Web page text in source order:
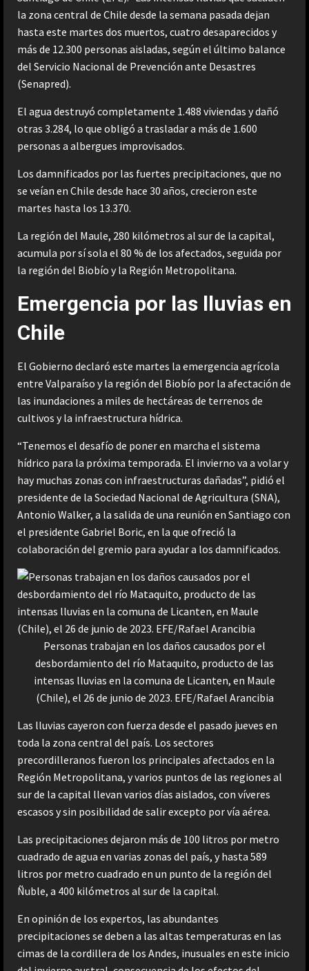
la zona central de Chile desde la semana pasada dejan
hasta este martes dos muertos, cuatro desaparecidos y
más de 12.300 personas aisladas, según el último balance
del Servicio Nacional de Prevención ante Desastres
(Senapred).
El agua destruyó completamente 1.488 viviendas y dañó
otras 3.284, lo que obligó a trasladar a más de 1.600
personas a albergues improvisados.
Los damnificados por las fuertes precipitaciones, que no
se veían en Chile desde hace 30 años, crecieron este
martes hasta los 13.370.
La región del Maule, 280 kilómetros al sur de la capital,
acumula por sí sola el 80 % de los afectados, seguida por
la región del Biobío y la Región Metropolitana.
Emergencia por las lluvias en
Chile
El Gobierno declaró este martes la emergencia agrícola
entre Valparaíso y la región del Biobío por la afectación de
las inundaciones a miles de hectáreas de terrenos de
cultivos y la infraestructura hídrica.
“Tenemos el desafío de poner en marcha el sistema
hídrico para la próxima temporada. El invierno va a volar y
hay muchas zonas con infraestructuras dañadas”, pidió el
presidente de la Sociedad Nacional de Agricultura (SNA),
Antonio Walker, a la salida de una reunión en Santiago con
el presidente Gabriel Boric, en la que ofreció la
colaboración del gremio para ayudar a los damnificados.
Personas trabajan en los daños causados por el
desbordamiento del río Mataquito, producto de las
intensas lluvias en la comuna de Licanten, en Maule
(Chile), el 26 de junio de 2023. EFE/Rafael Arancibia
Las lluvias cayeron con fuerza desde el pasado jueves en
toda la zona central del país. Los sectores
precordilleranos fueron los principales afectados en la
Región Metropolitana, y varios puntos de las regiones al
sur de la capital llevan varios días aislados, con víveres
escasos y sin posibilidad de salir excepto por vía aérea.
Las precipitaciones dejaron más de 100 litros por metro
cuadrado de agua en varias zonas del país, y hasta 589
litros por metro cuadrado en un punto de la región del
Ñuble, a 400 kilómetros al sur de la capital.
En opinión de los expertos, las abundantes
precipitaciones se deben a las altas temperaturas en las
cimas de la cordillera de los Andes, inusuales en este inicio